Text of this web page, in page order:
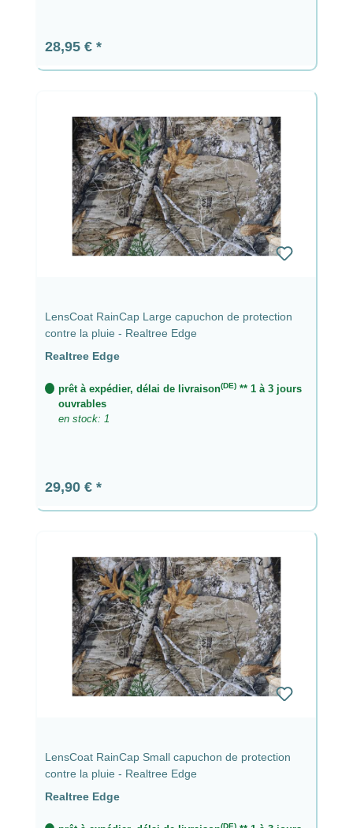
Prix régulier :
28,95 €
LensCoat RainCap Large capuchon de protection
contre la pluie - Realtree Edge
Realtree Edge
prêt à expédier, délai de livraison(DE)** 1 à 3 jours
ouvrables
en stock: 1
Prix régulier :
29,90 €
LensCoat RainCap Small capuchon de protection
contre la pluie - Realtree Edge
Realtree Edge
(DE)